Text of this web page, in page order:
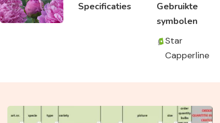
Specificaties
Gebruikte
symbolen
Star
Capperline